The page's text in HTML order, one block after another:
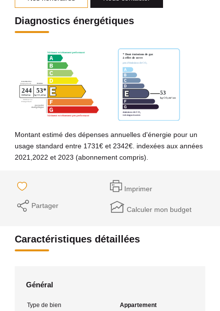
Diagnostics énergétiques
Montant estimé des dépenses annuelles d'énergie pour un
usage standard entre 1731€ et 2342€. indexées aux années
2021,2022 et 2023 (abonnement compris).
Imprimer
Partager Calculer mon budget
Caractéristiques détaillées
Général
Type de bien Appartement